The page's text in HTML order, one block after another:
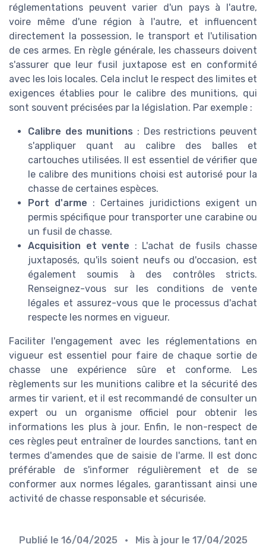
réglementations peuvent varier d'un pays à l'autre,
voire même d'une région à l'autre, et influencent
directement la possession, le transport et l'utilisation
de ces armes. En règle générale, les chasseurs doivent
s'assurer que leur fusil juxtapose est en conformité
avec les lois locales. Cela inclut le respect des limites et
exigences établies pour le calibre des munitions, qui
sont souvent précisées par la législation. Par exemple :
Calibre des munitions : Des restrictions peuvent
s'appliquer quant au calibre des balles et
cartouches utilisées. Il est essentiel de vérifier que
le calibre des munitions choisi est autorisé pour la
chasse de certaines espèces.
Port d'arme : Certaines juridictions exigent un
permis spécifique pour transporter une carabine ou
un fusil de chasse.
Acquisition et vente : L'achat de fusils chasse
juxtaposés, qu'ils soient neufs ou d'occasion, est
également soumis à des contrôles stricts.
Renseignez-vous sur les conditions de vente
légales et assurez-vous que le processus d'achat
respecte les normes en vigueur.
Faciliter l'engagement avec les réglementations en
vigueur est essentiel pour faire de chaque sortie de
chasse une expérience sûre et conforme. Les
règlements sur les munitions calibre et la sécurité des
armes tir varient, et il est recommandé de consulter un
expert ou un organisme officiel pour obtenir les
informations les plus à jour. Enfin, le non-respect de
ces règles peut entraîner de lourdes sanctions, tant en
termes d'amendes que de saisie de l'arme. Il est donc
préférable de s'informer régulièrement et de se
conformer aux normes légales, garantissant ainsi une
activité de chasse responsable et sécurisée.
Publié le 16/04/2025 • Mis à jour le 17/04/2025